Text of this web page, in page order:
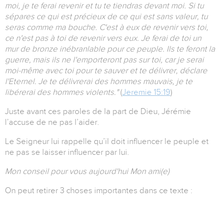
moi, je te ferai revenir et tu te tiendras devant moi. Si tu
sépares ce qui est précieux de ce qui est sans valeur, tu
seras comme ma bouche. C'est à eux de revenir vers toi,
ce n'est pas à toi de revenir vers eux. Je ferai de toi un
mur de bronze inébranlable pour ce peuple. Ils te feront la
guerre, mais ils ne l'emporteront pas sur toi, car je serai
moi-même avec toi pour te sauver et te délivrer, déclare
l'Eternel. Je te délivrerai des hommes mauvais, je te
libérerai des hommes violents."(Jeremie 15:19)
Juste avant ces paroles de la part de Dieu, Jérémie
l’accuse de ne pas l’aider.
Le Seigneur lui rappelle qu’il doit influencer le peuple et
ne pas se laisser influencer par lui.
Mon conseil pour vous aujourd'hui Mon ami(e)
On peut retirer 3 choses importantes dans ce texte :